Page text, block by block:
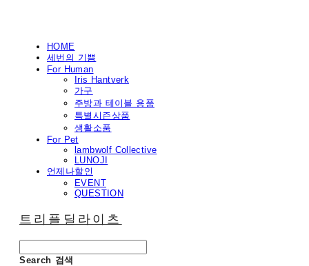
HOME
세번의 기쁨
For Human
Iris Hantverk
가구
주방과 테이블 용품
특별시즌상품
생활소품
For Pet
lambwolf Collective
LUNOJI
언제나할인
EVENT
QUESTION
트리플딜라이츠
Search 검색